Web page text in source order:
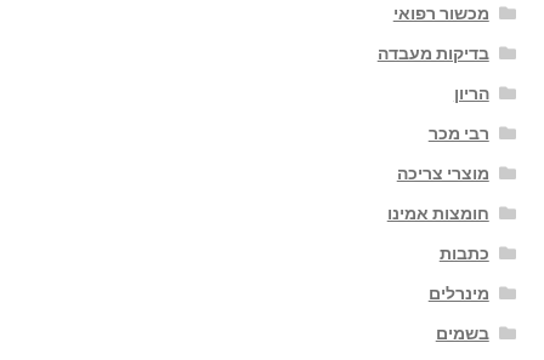
מכשור רפואי
בדיקות מעבדה
הריון
רבי מכר
מוצרי צריכה
חומצות אמינו
כתבות
מינרלים
בשמים